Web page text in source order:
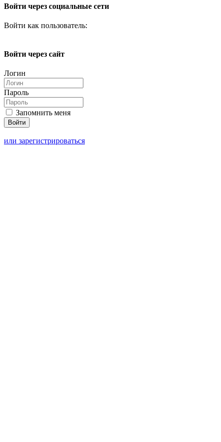
Войти через социальные сети
Войти как пользователь:
Войти через сайт
Логин
Пароль
Запомнить меня
или зарегистрироваться